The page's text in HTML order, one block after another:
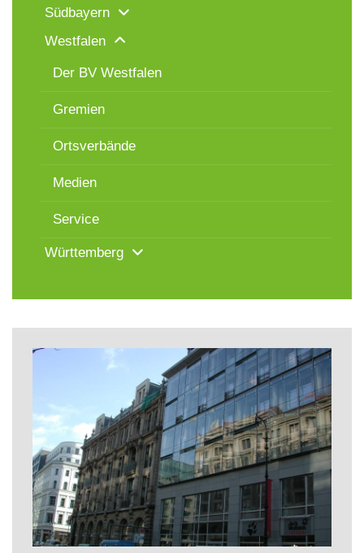
Südbayern
Westfalen
Der BV Westfalen
Gremien
Ortsverbände
Medien
Service
Württemberg